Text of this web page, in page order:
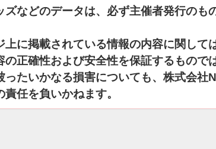
ズなどのデータは、必ず主催者発行のも
上に掲載されている情報の内容に関して
の正確性および安全性を保証するもので
ったいかなる損害についても、株式会社
任を負いかねます。